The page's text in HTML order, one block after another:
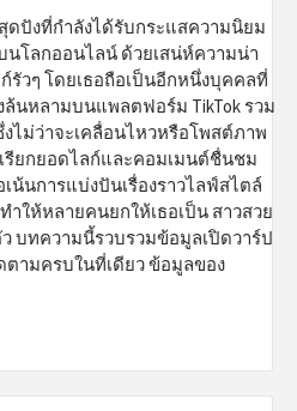
ดปังที่กำลังได้รับกระแสความนิยม
นโลกออนไลน์ ด้วยเสน่ห์ความน่า
วๆ โดยเธอถือเป็นอีกหนึ่งบุคคลที่
นหลามบนแพลตฟอร์ม TikTok รวม
งไม่ว่าจะเคลื่อนไหวหรือโพสต์ภาพ
ยกยอดไลก์และคอมเมนต์ชื่นชม
น้นการแบ่งปันเรื่องราวไลฟ์สไตล์
ให้หลายคนยกให้เธอเป็น สาวสวย
บทความนี้รวบรวมข้อมูลเปิดวาร์ป
ามครบในที่เดียว ข้อมูลของ